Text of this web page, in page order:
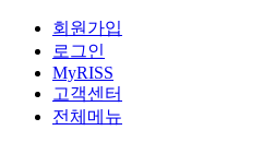
회원가입
로그인
MyRISS
고객센터
전체메뉴